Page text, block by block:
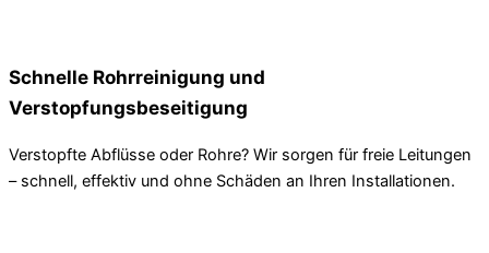
Schnelle Rohrreinigung und
Verstopfungsbeseitigung
Verstopfte Abflüsse oder Rohre? Wir sorgen für freie Leitungen
– schnell, effektiv und ohne Schäden an Ihren Installationen.